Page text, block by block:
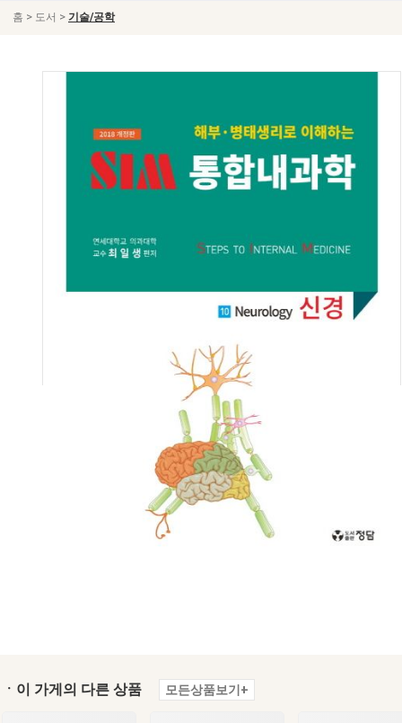
홈 > 도서 > 기술/공학
ㆍ이 가게의 다른 상품 모든상품보기+